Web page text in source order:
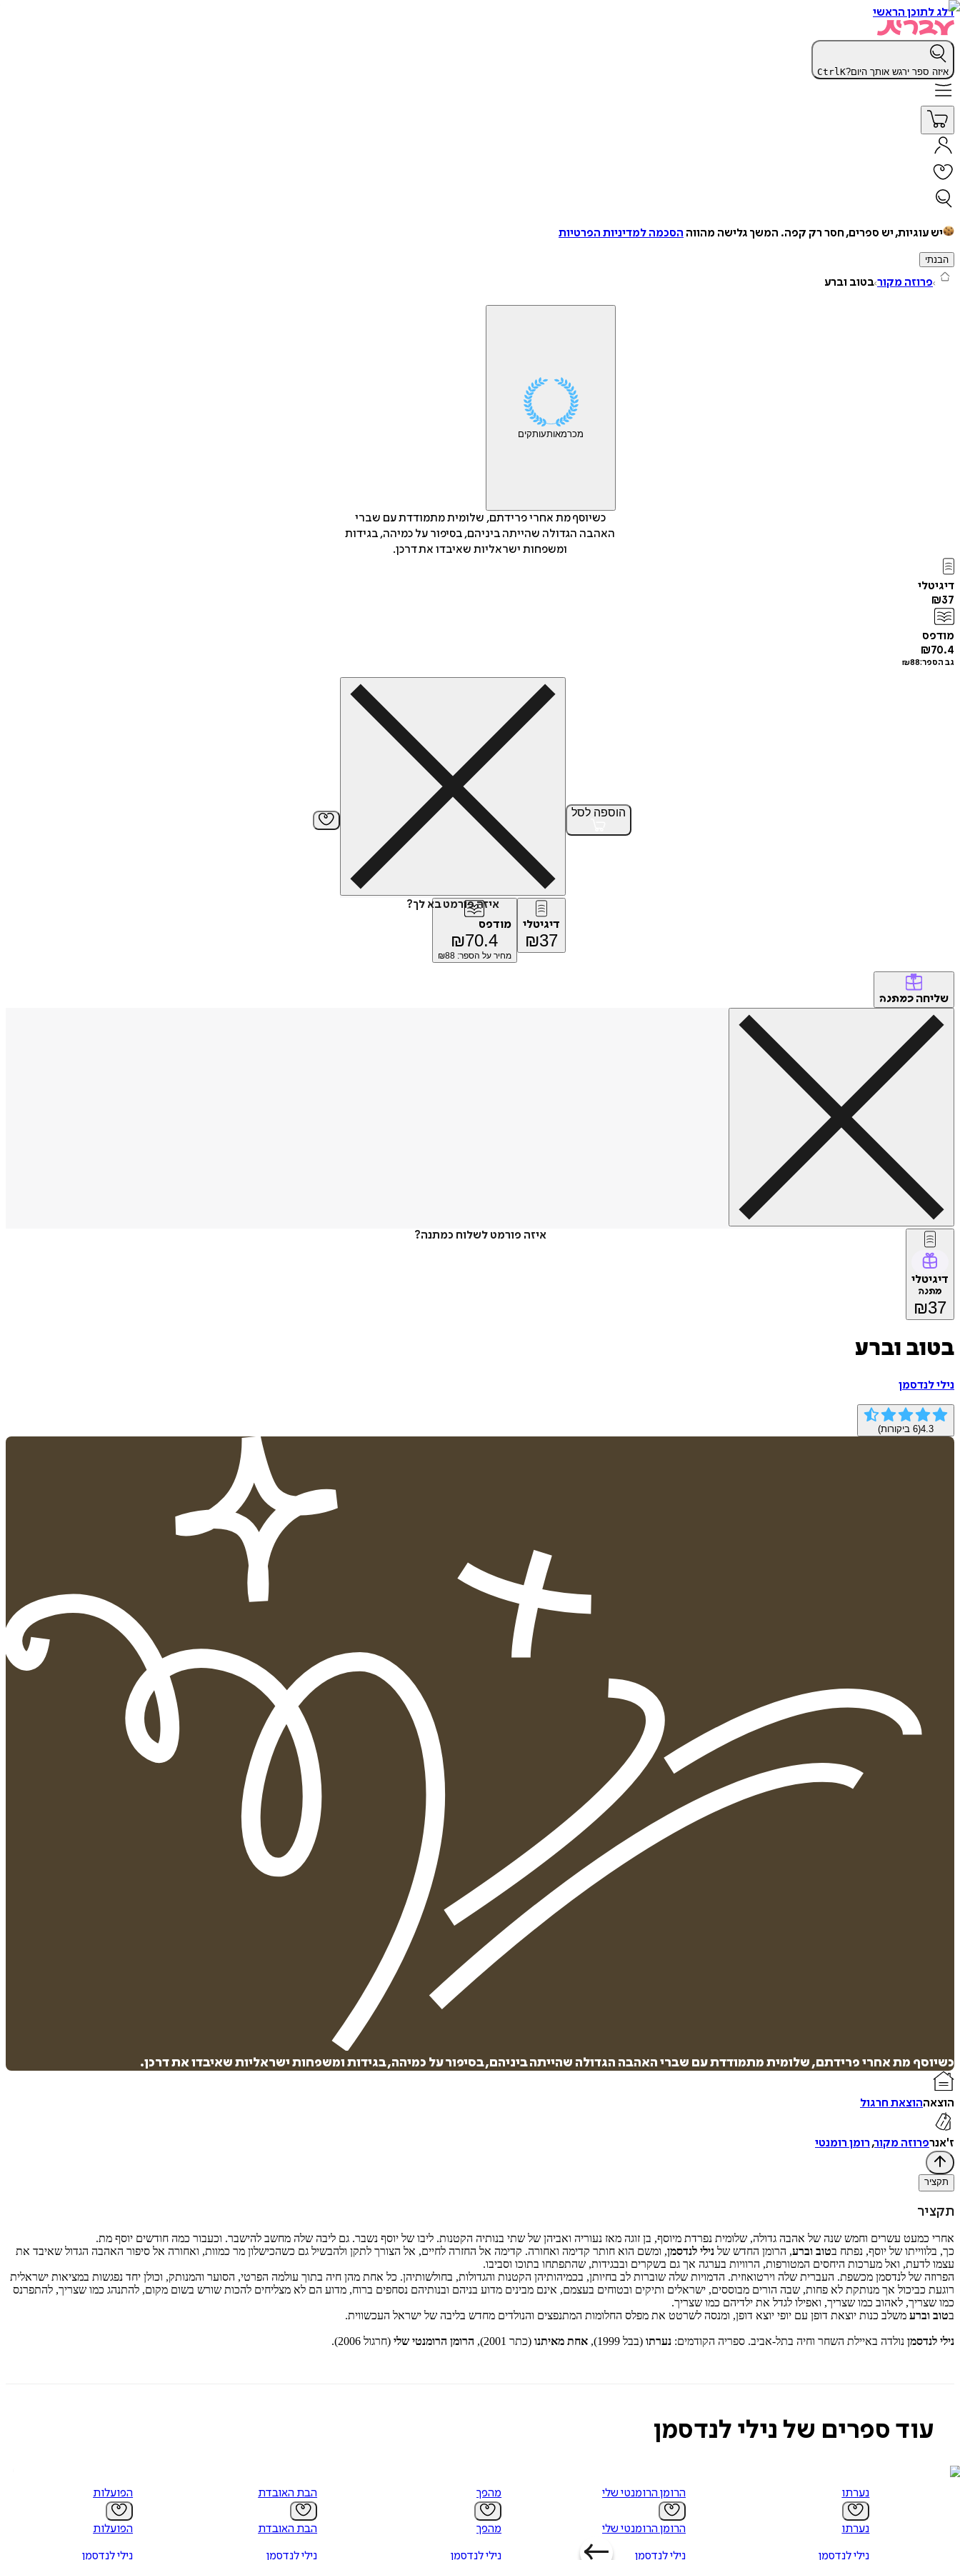
דלג לתוכן הראשי
איזה ספר ירגש אותך היום? CtrlK
יש עוגיות, יש ספרים, חסר רק קפה. המשך גלישה מהווה הסכמה למדיניות הפרטיות
הבנתי
פרוזה מקור בטוב וברע
מכרמאותעותקים
כשיוסף מת אחרי פרידתם, שלומית מתמודדת עם שברי
האהבה הגדולה שהייתה ביניהם, בסיפור על כמיהה, בגידות
ומשפחות ישראליות שאיבדו את דרכן.
דיגיטלי
₪37
מודפס
₪70.4
גב הספר: ₪88
הוספה לסל
איזה פורמט בא לך?
דיגיטלי
₪37
מודפס
₪70.4
מחיר על הספר: ₪88
שליחה כמתנה
איזה פורמט לשלוח כמתנה?
דיגיטלי
מתנה
₪37
הוספה
איזה פורמט בא לך?
דיגיטלי
37
מודפס
₪70.4
מחיר על הספר: ₪ 88
בטוב וברע
נילי לנדסמן
4.3
(
6 ביקורות)
כשיוסף מת אחרי פרידתם, שלומית מתמודדת עם שברי האהבה הגדולה שהייתה ביניהם, בסיפור על כמיהה, בגידות ומשפחות ישראליות שאיבדו את דרכן.
הוצאההוצאת חרגול
ז'אנרפרוזה מקור,רומן רומנטי
תקציר
תקציר
אחרי כמעט עשרים וחמש שנה של אהבה גדולה, שלומית נפרדת מיוסף, בן זוגה מאז נעוריה ואביהן של שתי בנותיה הקטנות. ליבו של יוסף נשבר. גם ליבה שלה מחשב להישבר. וכעבור כמה חודשים יוסף מת.
כך, בלווייתו של יוסף, נפתח בטוב וברע, הרומן החדש של נילי לנדסמן, ומשם הוא חותר קדימה ואחורה. קדימה אל החזרה לחיים, אל הצורך לתקן ולהבשיל גם כשהכישלון מר כמוות, ואחורה אל סיפור האהבה הגדול שאיבד את
עצמו לדעת, ואל מערכות היחסים המטורפות, הרוויות בערגה אך גם בשקרים ובבגידות, שהתפתחו בתוכו וסביבו.
הפרוזה של לנדסמן מכשפת. העברית שלה וירטואוזית. הדמויות שלה שוברות לב בחיותן, בכמיהותיהן הקטנות והגדולות, בחולשותיהן. כל אחת מהן חיה בתוך עולמה הפרטי, הסוער והמנותק, וכולן יחד נפגשות במציאות ישראלית
רוגעת כביכול אך מנותקת לא פחות, שבה הורים מבוססים, ישראלים ותיקים ובטוחים בעצמם, אינם מבינים מדוע בניהם ובנותיהם נסחפים ברוח, מדוע הם לא מצליחים להכות שורש בשום מקום, להתנהג כמו שצריך, להתפרנס
כמו שצריך, לאהוב כמו שצריך, ואפילו לגדל את ילדיהם כמו שצריך.
בטוב וברע משלב כנות יוצאת דופן עם יופי יוצא דופן, ומנסה לשרטט את מפלס החלומות המתנפצים והנולדים מחדש בליבה של ישראל העכשווית.
נילי לנדסמן נולדה באיילת השחר וחיה בתל-אביב. ספריה הקודמים: נערתו (בבל 1999), אחת מאיתנו (כתר 2001), הרומן הרומנטי שלי (חרגול 2006).
עוד ספרים של נילי לנדסמן
נערתו
נערתו
נילי לנדסמן
הרומן הרומנטי שלי
הרומן הרומנטי שלי
נילי לנדסמן
מהפך
מהפך
נילי לנדסמן
הבת האובדת
הבת האובדת
נילי לנדסמן
הפועלות
הפועלות
נילי לנדסמן